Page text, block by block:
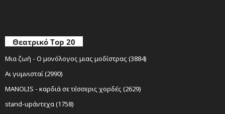
Θεατρικό Top 20
Μια ζωή - Ο μονόλογος μιας μοδίστρας (3884)
Αι γυμνισταί (2990)
MANOLIS - καρδιά σε τέσσερις χορδές (2629)
stand-upάντεχα (1758)